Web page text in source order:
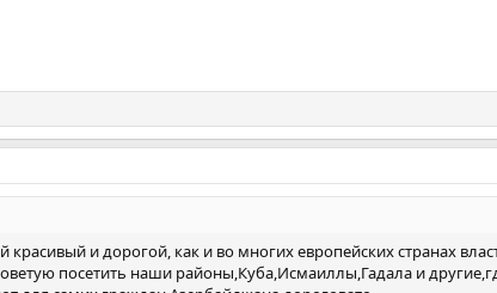
и дорогой, как и во многих европейских странах
посетить наши районы,Куба,Исмаиллы,Гадала и